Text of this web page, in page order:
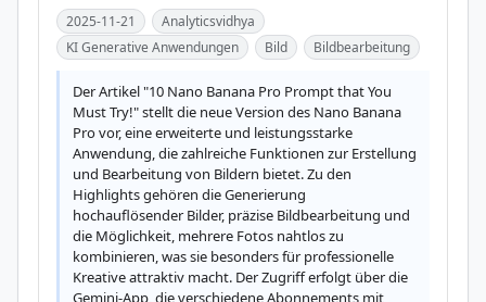
2025-11-21
Analyticsvidhya
KI Generative Anwendungen
Bild Bildbearbeitung
Der Artikel "10 Nano Banana Pro Prompt that You
Must Try!" stellt die neue Version des Nano Banana
Pro vor, eine erweiterte und leistungsstarke
Anwendung, die zahlreiche Funktionen zur Erstellung
und Bearbeitung von Bildern bietet. Zu den
Highlights gehören die Generierung
hochauflösender Bilder, präzise Bildbearbeitung und
die Möglichkeit, mehrere Fotos nahtlos zu
kombinieren, was sie besonders für professionelle
Kreative attraktiv macht. Der Zugriff erfolgt über die
Gemini-App, die verschiedene Abonnements mit